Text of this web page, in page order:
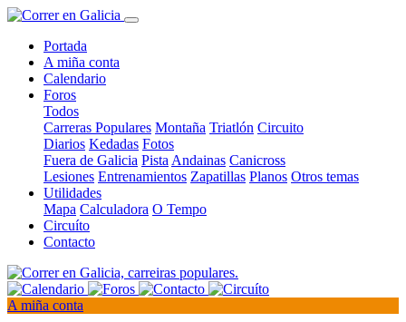
Portada
A miña conta
Calendario
Foros
Todos
Carreras Populares Montaña Triatlón Circuito
Diarios Kedadas Fotos
Fuera de Galicia Pista Andainas Canicross
Lesiones Entrenamientos Zapatillas Planos Otros temas
Utilidades
Mapa Calculadora O Tempo
Circuíto
Contacto
A miña conta